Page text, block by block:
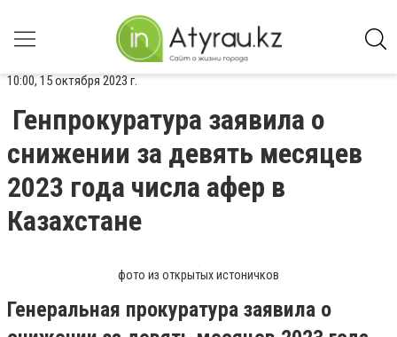
10:00, 15 октября 2023 г.
Генпрокуратура заявила о
снижении за девять месяцев
2023 года числа афер в
Казахстане
фото из открытых истоничков
Генеральная прокуратура заявила о